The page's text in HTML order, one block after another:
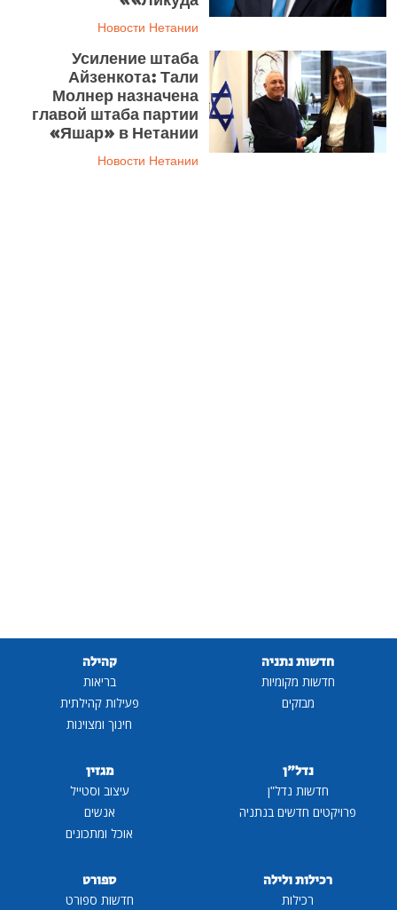
Новости Нетании
Усиление штаба
Айзенкота: Тали
Молнер назначена
главой штаба партии
«Яшар» в Нетании
Новости Нетании
חדשות נתניה
חדשות מקומיות
מבזקים
קהילה
בריאות
פעילות קהילתית
חינוך ומצוינות
נדל"ן
חדשות נדל"ן
פרויקטים חדשים בנתניה
מגזין
עיצוב וסטייל
אנשים
אוכל ומתכונים
רכילות ולילה
רכילות
ספורט
חדשות ספורט